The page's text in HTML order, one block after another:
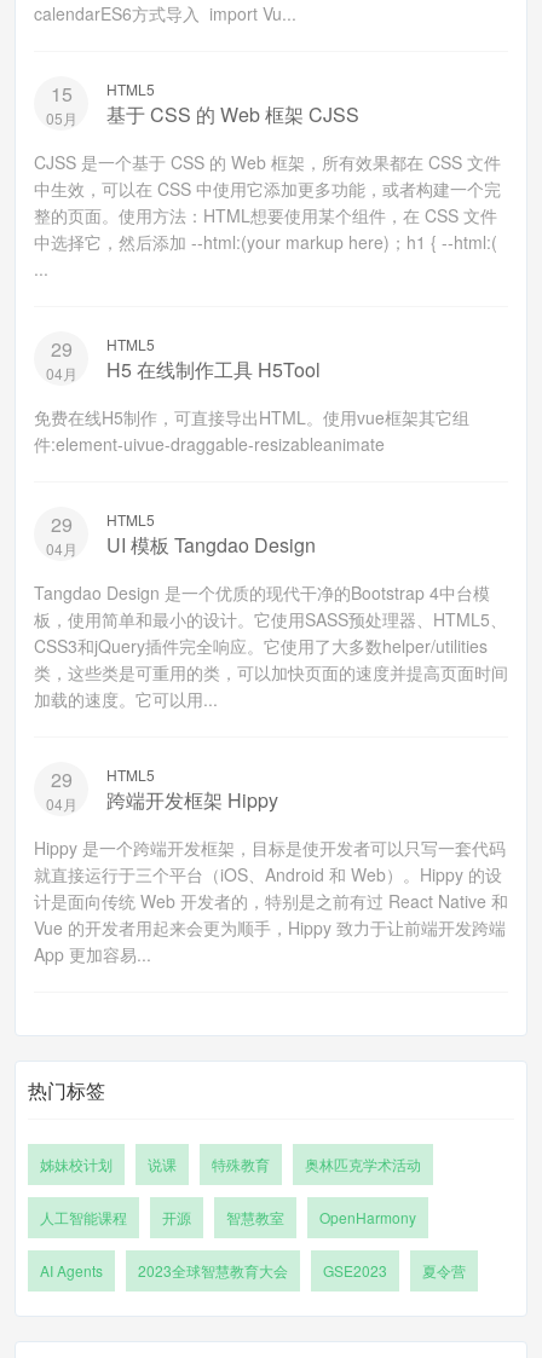
calendarES6方式导入 import Vu...
15
05月
HTML5
基于 CSS 的 Web 框架 CJSS
CJSS 是一个基于 CSS 的 Web 框架，所有效果都在 CSS 文件
中生效，可以在 CSS 中使用它添加更多功能，或者构建一个完
整的页面。使用方法：HTML想要使用某个组件，在 CSS 文件
中选择它，然后添加 --html:(your markup here)；h1 { --html:(
...
29
04月
HTML5
H5 在线制作工具 H5Tool
免费在线H5制作，可直接导出HTML。使用vue框架其它组
件:element-uivue-draggable-resizableanimate
29
04月
HTML5
UI 模板 Tangdao Design
Tangdao Design 是一个优质的现代干净的Bootstrap 4中台模
板，使用简单和最小的设计。它使用SASS预处理器、HTML5、
CSS3和jQuery插件完全响应。它使用了大多数helper/utilities
类，这些类是可重用的类，可以加快页面的速度并提高页面时间
加载的速度。它可以用...
29
04月
HTML5
跨端开发框架 Hippy
Hippy 是一个跨端开发框架，目标是使开发者可以只写一套代码
就直接运行于三个平台（iOS、Android 和 Web）。Hippy 的设
计是面向传统 Web 开发者的，特别是之前有过 React Native 和
Vue 的开发者用起来会更为顺手，Hippy 致力于让前端开发跨端
App 更加容易...
热门标签
姊妹校计划 说课 特殊教育 奥林匹克学术活动
人工智能课程 开源 智慧教室 OpenHarmony
AI Agents 2023全球智慧教育大会 GSE2023 夏令营